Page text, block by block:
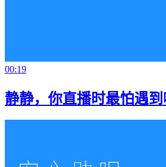
00:19
静静，你直播时最怕遇到